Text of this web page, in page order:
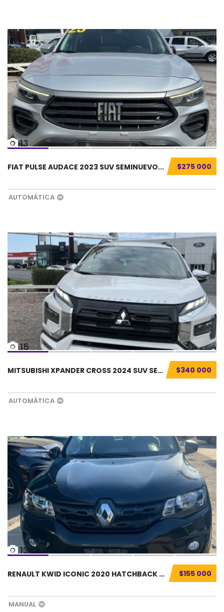
13
$275 000
FIAT PULSE AUDACE 2023 SUV SEMINUEVO...
AUTOMÁTICA
15
$340 000
MITSUBISHI XPANDER CROSS 2024 SUV SEMINUEVO....
AUTOMÁTICA
13
$155 000
RENAULT KWID ICONIC 2020 HATCHBACK SEMINUEVO...
MANUAL